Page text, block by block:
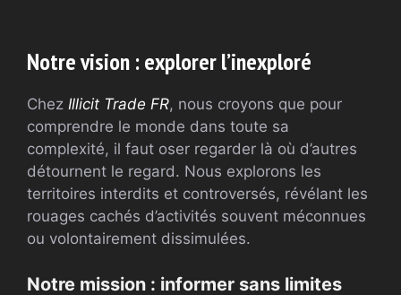
Notre vision : explorer l’inexploré
Chez Illicit Trade FR, nous croyons que pour
comprendre le monde dans toute sa
complexité, il faut oser regarder là où d’autres
détournent le regard. Nous explorons les
territoires interdits et controversés, révélant les
rouages cachés d’activités souvent méconnues
ou volontairement dissimulées.
Notre mission : informer sans limites